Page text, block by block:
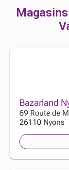
Bazarland
69 Route de
26110 Nyons